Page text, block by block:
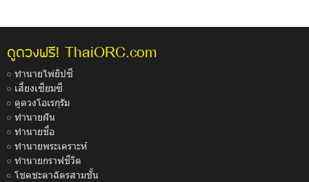
ดูดวงฟรี! ThaiORC.com
ทำนายไพ่ยิปซี
เสี่ยงเซียมซี
ดูดวงโอเรกุรัม
ทำนายฝัน
ทำนายชื่อ
ทำนายพระเคราะห์
ทำนายกราฟชีวิต
โชคชะตาฉัตรสามชั้น